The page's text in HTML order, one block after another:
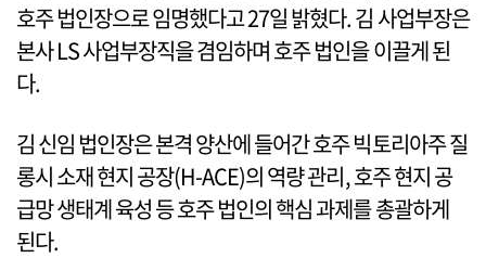
호주 법인장으로 임명했다고 27일 밝혔다. 김 사업부장은
본사 LS 사업부장직을 겸임하며 호주 법인을 이끌게 된
다.
김 신임 법인장은 본격 양산에 들어간 호주 빅토리아주 질
롱시 소재 현지 공장(H-ACE)의 역량 관리, 호주 현지 공
급망 생태계 육성 등 호주 법인의 핵심 과제를 총괄하게
된다.